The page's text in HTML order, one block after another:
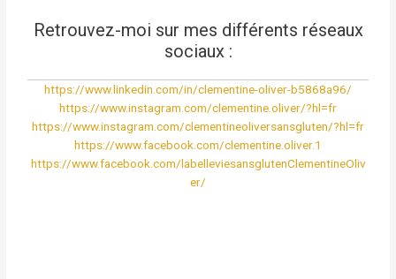
Retrouvez-moi sur mes différents réseaux
sociaux :
https://www.linkedin.com/in/clementine-oliver-b5868a96/
https://www.instagram.com/clementine.oliver/?hl=fr
https://www.instagram.com/clementineoliversansgluten/?hl=fr
https://www.facebook.com/clementine.oliver.1
https://www.facebook.com/labelleviesansglutenClementineOliv
er/